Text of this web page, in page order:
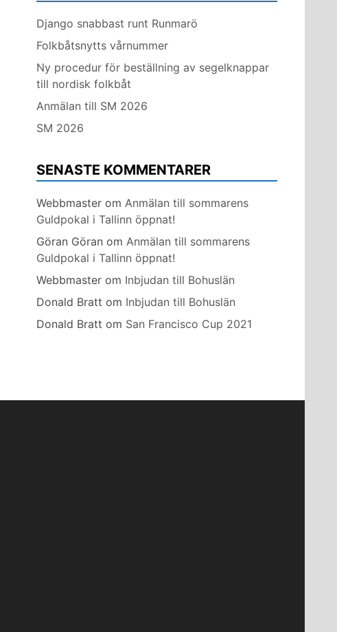
Django snabbast runt Runmarö
Folkbåtsnytts vårnummer
Ny procedur för beställning av segelknappar
till nordisk folkbåt
Anmälan till SM 2026
SM 2026
SENASTE KOMMENTARER
Webbmaster om Anmälan till sommarens
Guldpokal i Tallinn öppnat!
Göran Göran om Anmälan till sommarens
Guldpokal i Tallinn öppnat!
Webbmaster om Inbjudan till Bohuslän
Donald Bratt om Inbjudan till Bohuslän
Donald Bratt om San Francisco Cup 2021